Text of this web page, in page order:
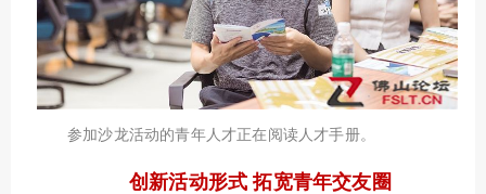
参加沙龙活动的青年人才正在阅读人才手册。
创新活动形式 拓宽青年交友圈